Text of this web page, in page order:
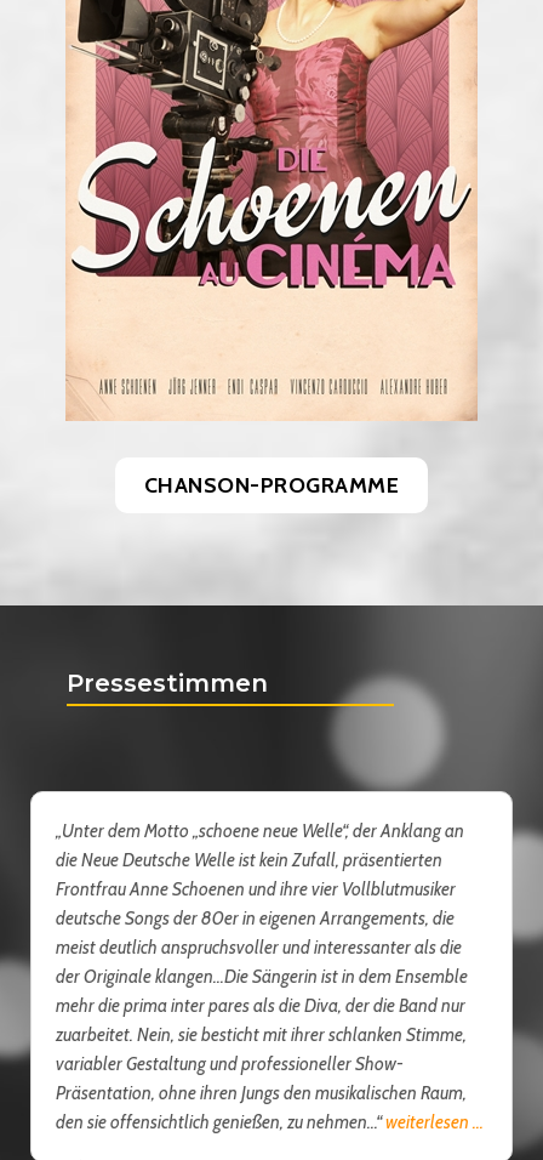
CHANSON-PROGRAMME
Pressestimmen
„Unter dem Motto „schoene neue Welle“, der Anklang an
die Neue Deutsche Welle ist kein Zufall, präsentierten
Frontfrau Anne Schoenen und ihre vier Vollblutmusiker
deutsche Songs der 80er in eigenen Arrangements, die
meist deutlich anspruchsvoller und interessanter als die
der Originale klangen...Die Sängerin ist in dem Ensemble
mehr die prima inter pares als die Diva, der die Band nur
zuarbeitet. Nein, sie besticht mit ihrer schlanken Stimme,
variabler Gestaltung und professioneller Show-
Präsentation, ohne ihren Jungs den musikalischen Raum,
den sie offensichtlich genießen, zu nehmen...“weiterlesen ...